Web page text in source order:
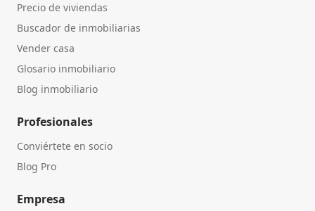
Precio de viviendas
Buscador de inmobiliarias
Vender casa
Glosario inmobiliario
Blog inmobiliario
Profesionales
Conviértete en socio
Blog Pro
Empresa